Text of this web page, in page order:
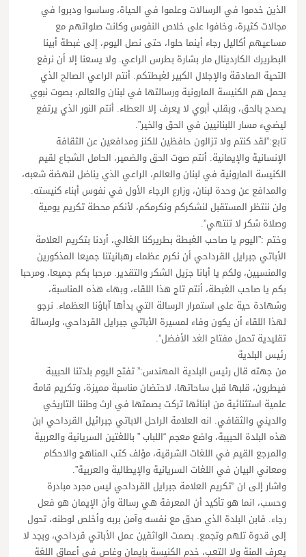
الذين خدموا في الرسالات وعلموا في الحياة، وساسوا ودبروا في
مجالات كثيرة، وخافوا على خلاص النفوس وكانت صلواتهم مع
مساعيهم أكاليل رجاء أينما حلوا، حتى نصل اليوم، إلى غبطة أبينا
البطريرك الكاردينال مار بشارة بطرس الراعي. ولا يسعنا إلا أن نرفع
التحية الصادقة والإجلال الكبير لغبطتكم. أنتم الراعي الصالح الذي
يحمل هم الكنيسة المارونية ورسالتها في لبنان والعالم، بصوت نبوي
يصدح بالحق، وبقلب أبوي لا يعرف إلا العطاء. أنتم النور الذي يرتفع
ليضيء مسار اللبنانيين في الحق والخير”.
تابع:”لقد كنتم ولا تزالون حافظين للكنز ومدافعين عن الثقافة
الإنسانية والإيمانية. أنتم صوت الحق والضمير، الحامل الشجاع لقيم
الكنيسة المارونية في لبنان والعالم، الراعي الذي يناضل لنهضة شعبه،
والمدافع عن وحدة لبنان، وزارع الرجاء الأول في نفوس أبناء كنيسته.
ولن ننتظر المستقبل لنشكركم ونكرمكم، لأنكم محطة تكريم يومية
وصلاة شكر لا تنتهي”.
وختم :”اليوم يا صاحب الغبطة بطريركنا الغالي، أردنا بتكريم العلامة
الأباتي جبرايل القرداحي أن نكرم عظماء رهبانيتنا جميعا المذكورين
والمنسيين، ولكم يا أبانا جزيل الشكر والتقدير. مرحبا بكم جميعا، ومرحبا
بكم يا صاحب الغبطة، أنتم تاج هذا اللقاء، وبهاء هذه المناسبة،
وشهادة حية على استمرار الرسالة التي بدأها آباؤنا العظماء. نرجو
لهذا اللقاء أن يكون وفاء لمسيرة الأباتي جبرايل القرداحي، ولرسالة
تقليدية تحمل مفتاح الغد الأفضل”.
رئيس البلدية
من جهته قال رئيس البلدية المهندس:” تفتح اليوم بلدتنا الحبيبة
فيطرون، قلبها قبل ساحاتها، لاحتضان مناسبة مميزة، وتكريم قامة
علمية استثنائية من ابنائها تركت بصمتها في ارث وطننا التاريخي
والديني والثقافي. انه العلامة الراحل الاباتي جبرائيل القرداحي ابن
هذه البلدة الحبيبة، واضع معجم “اللباب ” باللغتين السريانية والعربية
والمرجع القيم في اللغات الشرقية، مؤلف كتب المناهج والاحكام
ومعاني البيان في اللغات السريانية والإيطالية والعربية”.
واشار إلى ان “تكريم العلامة جبرايل القرداحي ليس مجرد مبادرة
وحسب، انما هو تأكيد أن المعرفة هي رسالة وأن الإيمان هو فعل
رجاء. فابن البلدة الذي صدق مع نفسه وآمن بربه وأخلص لوطنه، تحول
إلى قدوة تلهم وتجمع. بصمت الواثقين عمل الأباتي قرداحي، وبجد لا
يعرف المنة ولا التعب، خدم الكنيسة بإيمان وغاص في أعماق اللغة